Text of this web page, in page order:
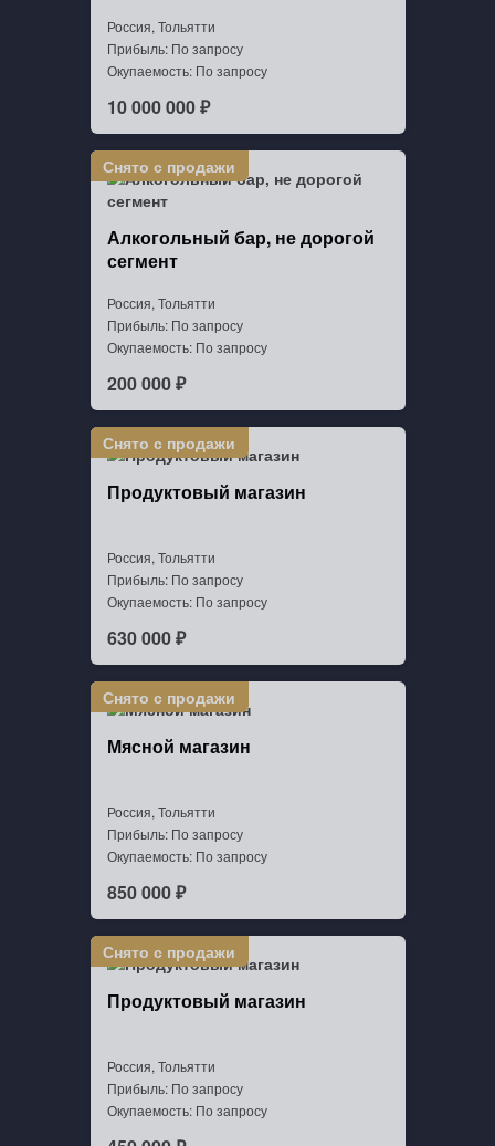
Россия, Тольятти
Прибыль: По запросу
Окупаемость: По запросу
10 000 000 ₽
Алкогольный бар, не дорогой
сегмент
Россия, Тольятти
Прибыль: По запросу
Окупаемость: По запросу
200 000 ₽
Продуктовый магазин
Россия, Тольятти
Прибыль: По запросу
Окупаемость: По запросу
630 000 ₽
Мясной магазин
Россия, Тольятти
Прибыль: По запросу
Окупаемость: По запросу
850 000 ₽
Продуктовый магазин
Россия, Тольятти
Прибыль: По запросу
Окупаемость: По запросу